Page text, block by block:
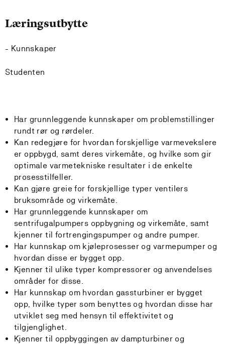
Læringsutbytte
- Kunnskaper
Studenten
Har grunnleggende kunnskaper om problemstillinger
rundt rør og rørdeler.
Kan redegjøre for hvordan forskjellige varmevekslere
er oppbygd, samt deres virkemåte, og hvilke som gir
optimale varmetekniske resultater i de enkelte
prosesstilfeller.
Kan gjøre greie for forskjellige typer ventilers
bruksområde og virkemåte.
Har grunnleggende kunnskaper om
sentrifugalpumpers oppbygning og virkemåte, samt
kjenner til fortrengingspumper og andre pumper.
Har kunnskap om kjøleprosesser og varmepumper og
hvordan disse er bygget opp.
Kjenner til ulike typer kompressorer og anvendelses
områder for disse.
Har kunnskap om hvordan gassturbiner er bygget
opp, hvilke typer som benyttes og hvordan disse har
utviklet seg med hensyn til effektivitet og
tilgjenglighet.
Kjenner til oppbyggingen av dampturbiner og